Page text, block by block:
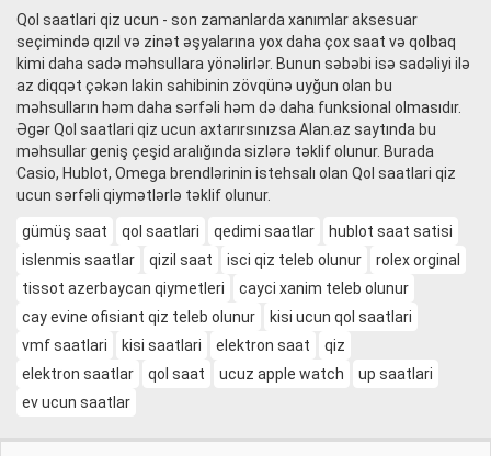
Qol saatlari qiz ucun - son zamanlarda xanımlar aksesuar
seçimində qızıl və zinət əşyalarına yox daha çox saat və qolbaq
kimi daha sadə məhsullara yönəlirlər. Bunun səbəbi isə sadəliyi ilə
az diqqət çəkən lakin sahibinin zövqünə uyğun olan bu
məhsulların həm daha sərfəli həm də daha funksional olmasıdır.
Əgər Qol saatlari qiz ucun axtarırsınızsa Alan.az saytında bu
məhsullar geniş çeşid aralığında sizlərə təklif olunur. Burada
Casio, Hublot, Omega brendlərinin istehsalı olan Qol saatlari qiz
ucun sərfəli qiymətlərlə təklif olunur.
gümüş saat qol saatlari qedimi saatlar
hublot saat satisi
islenmis saatlar
qizil saat isci qiz teleb olunur
rolex orginal
tissot azerbaycan qiymetleri
cayci xanim teleb olunur
cay evine ofisiant qiz teleb olunur
kisi ucun qol saatlari
vmf saatlari
kisi saatlari elektron saat
qiz
elektron saatlar
qol saat ucuz apple watch
up saatlari
ev ucun saatlar